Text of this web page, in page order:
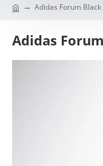
Adidas Forum Black
Adidas